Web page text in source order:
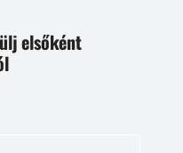
elsőként